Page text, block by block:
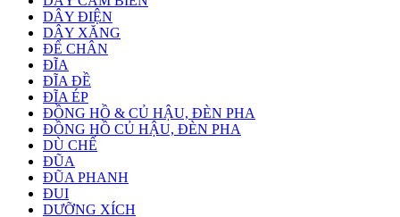
DÂY ĐIỆN
DÂY XĂNG
ĐỂ CHÂN
ĐĨA
ĐĨA ĐỀ
ĐĨA ÉP
ĐỒNG HỒ & CỦ HẬU, ĐÈN PHA
ĐỒNG HỒ CỦ HẬU, ĐÈN PHA
DÙ CHẾ
ĐŨA
ĐŨA PHANH
ĐUI
DƯỠNG XÍCH